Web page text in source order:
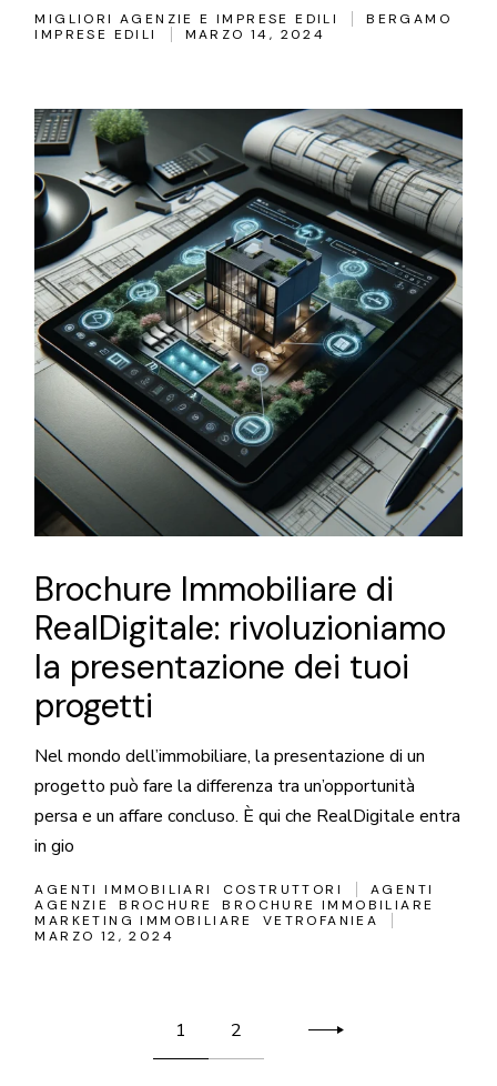
MIGLIORI AGENZIE E IMPRESE EDILI
BERGAMO
IMPRESE EDILI
MARZO 14, 2024
Brochure Immobiliare di
RealDigitale: rivoluzioniamo
la presentazione dei tuoi
progetti
Nel mondo dell’immobiliare, la presentazione di un
progetto può fare la differenza tra un’opportunità
persa e un affare concluso. È qui che RealDigitale entra
in gio
AGENTI IMMOBILIARI COSTRUTTORI
AGENTI
AGENZIE
BROCHURE
BROCHURE IMMOBILIARE
MARKETING IMMOBILIARE
VETROFANIEA
MARZO 12, 2024
Paginazione
1 2